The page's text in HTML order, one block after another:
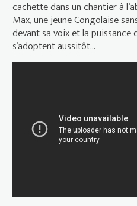
cachette dans un chantier à
Max, une jeune Congolaise
devant sa voix et la puissance
s’adoptent aussitôt…